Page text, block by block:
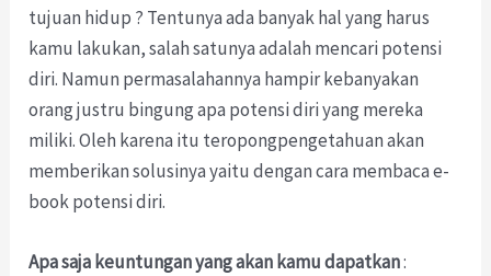
tujuan hidup ? Tentunya ada banyak hal yang harus
kamu lakukan, salah satunya adalah mencari potensi
diri. Namun permasalahannya hampir kebanyakan
orang justru bingung apa potensi diri yang mereka
miliki. Oleh karena itu teropongpengetahuan akan
memberikan solusinya yaitu dengan cara membaca e-
book potensi diri.
Apa saja keuntungan yang akan kamu dapatkan: